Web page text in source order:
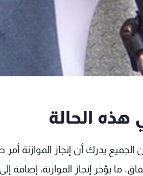
الحالة
يدرك أن إنجاز الموازنة
ما يؤخر إنجاز الموازنة، إضافة إلى